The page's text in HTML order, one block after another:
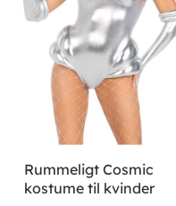
Rummeligt Cosmic
kostume til kvinder